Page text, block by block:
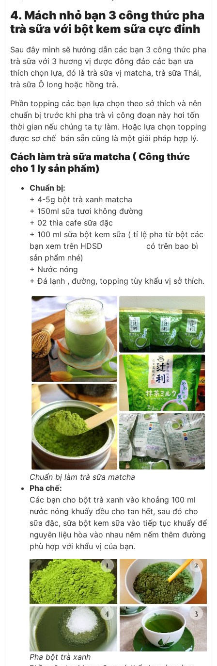
4. Mách nhỏ bạn 3 công thức pha
trà sữa với bột kem sữa cực đỉnh
Sau đây mình sẽ hướng dẫn các bạn 3 công thức pha
trà sữa với 3 hương vị được đông đảo các bạn ưa
thích chọn lựa, đó là trà sữa vị matcha, trà sữa Thái,
trà sữa Ô long hoặc hồng trà.
Phần topping các bạn lựa chọn theo sở thích và nên
chuẩn bị trước khi pha trà vì công đoạn này hơi tốn
thời gian nếu chúng ta tự làm. Hoặc lựa chọn topping
được sơ chế bán sẵn cũng là một giải pháp hợp lý.
Cách làm trà sữa matcha ( Công thức
cho 1 ly sản phẩm)
Chuẩn bị:
+ 4-5g bột trà xanh matcha
+ 150ml sữa tươi không đường
+ 02 thìa cafe sữa đặc
+ 100 ml sữa bột kem sữa ( tỉ lệ pha từ bột các
bạn xem trên HDSD có trên bao bì
sản phẩm nhé)
+ Nước nóng
+ Đá lạnh , đường, topping tùy khẩu vị sở thích.
Chuẩn bị làm trà sữa matcha
Pha chế:
Các bạn cho bột trà xanh vào khoảng 100 ml
nước nóng khuấy đều cho tan hết, sau đó cho
sữa đặc, sữa bột kem sữa vào tiếp tục khuấy để
nguyên liệu hòa vào nhau nêm nếm thêm đường
phù hợp với khẩu vị của bạn.
Pha bột trà xanh